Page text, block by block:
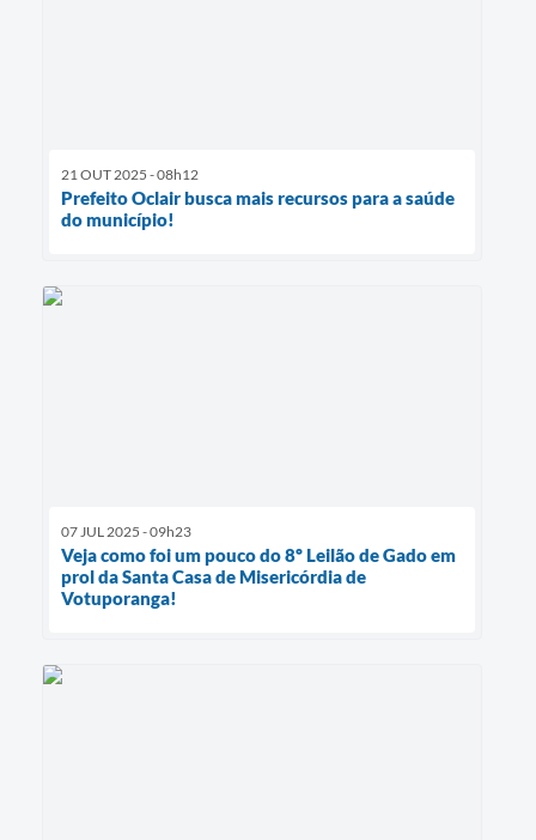
21 OUT 2025 - 08h12
Prefeito Oclair busca mais recursos para a saúde
do município!
07 JUL 2025 - 09h23
Veja como foi um pouco do 8º Leilão de Gado em
prol da Santa Casa de Misericórdia de
Votuporanga!